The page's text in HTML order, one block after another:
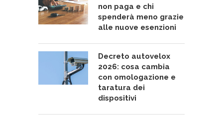
non paga e chi
spenderà meno grazie
alle nuove esenzioni
Decreto autovelox
2026: cosa cambia
con omologazione e
taratura dei
dispositivi